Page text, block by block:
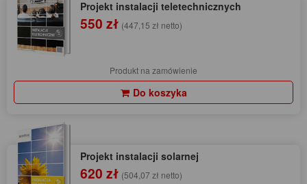
Projekt instalacji teletechnicznych
550 zł (447,15 zł netto)
Produkt na zamówienie
Do koszyka
Projekt instalacji solarnej
620 zł (504,07 zł netto)